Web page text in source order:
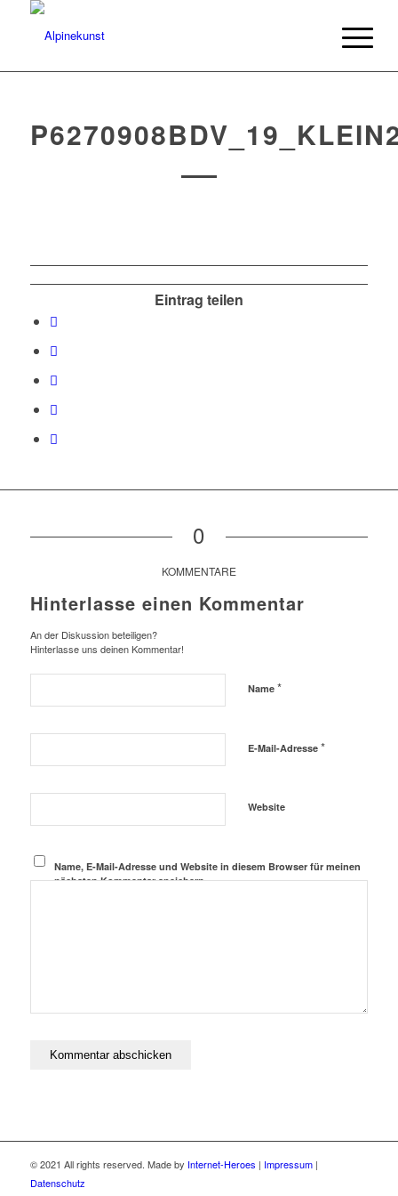
Eintrag teilen
0
KOMMENTARE
Hinterlasse einen Kommentar
An der Diskussion beteiligen?
Hinterlasse uns deinen Kommentar!
Name *
E-Mail-Adresse *
Website
Name, E-Mail-Adresse und Website in diesem Browser für meinen
nächsten Kommentar speichern.
© 2021 All rights reserved. Made by Internet-Heroes | Impressum|
Datenschutz